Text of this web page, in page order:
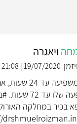
ויאגרה
19/07/2020 | 21:08
שמשך
בכיר במחלקה